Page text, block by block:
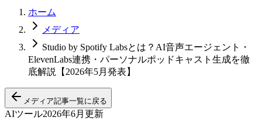
ホーム
メディア
Studio by Spotify Labsとは？AI音声エージェント・
ElevenLabs連携・パーソナルポッドキャスト生成を徹
底解説【2026年5月発表】
メディア記事一覧に戻る
AIツール2026年6月更新